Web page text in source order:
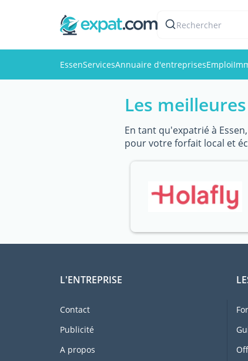
Rechercher
EssenServicesAnnuaire d'entreprisesEmploi
Les
En tant qu'expatrié à
pour votre forfait local et
L'ENTREPRISE
Contact
Publicité
A propos